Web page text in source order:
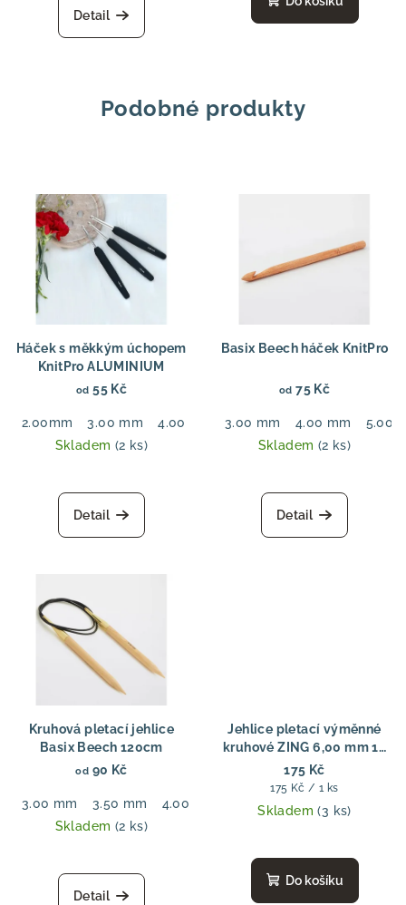
Detail
Podobné produkty
Háček s měkkým úchopem
KnitPro ALUMINIUM
od 55 Kč
2.00mm 3.00 mm 4.00 mm 5.00 mm 6.00 mm
7.00
Skladem (2 ks)
Detail
Basix Beech háček KnitPro
od 75 Kč
3.00 mm 4.00 mm
5.00
Skladem (2 ks)
Detail
Kruhová pletací jehlice
Basix Beech 120cm
od 90 Kč
3.00 mm 3.50 mm 4.00 mm 4.50 mm
5.00 mm
Skladem (2 ks)
Detail
Jehlice pletací výměnné
kruhové ZING 6,00 mm 13
cm
175 Kč
Měrná
cena:
175 Kč / 1 ks
Skladem(3 ks)
Do košíku